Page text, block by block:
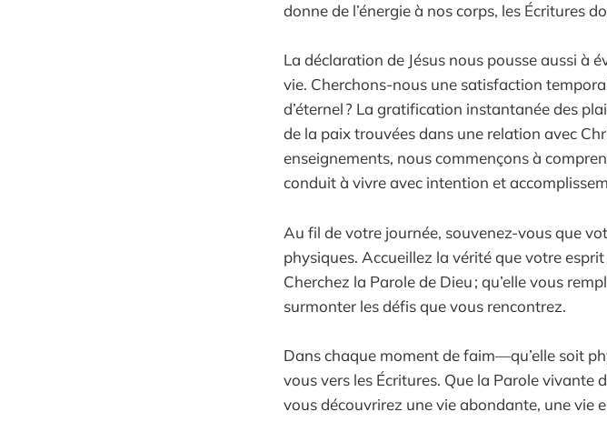
donne de l’énergie à nos corps, les Écritures
La déclaration de Jésus nous pousse aussi à
vie. Cherchons-nous une satisfaction
d’éternel ? La gratification instantanée des
de la paix trouvées dans une relation avec
enseignements, nous commençons à
conduit à vivre avec intention et
Au fil de votre journée, souvenez-vous que
physiques. Accueillez la vérité que votre
Cherchez la Parole de Dieu ; qu’elle vous
surmonter les défis que vous rencontrez.
Dans chaque moment de faim—qu’elle soit
vous vers les Écritures. Que la Parole
vous découvrirez une vie abondante, une vie